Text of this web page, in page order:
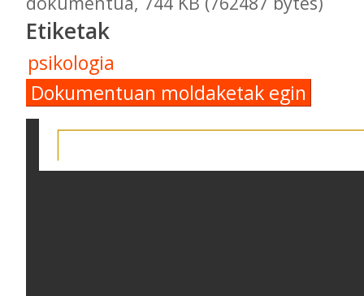
Etiketak
psikologia
Dokumentuan moldaketak egin